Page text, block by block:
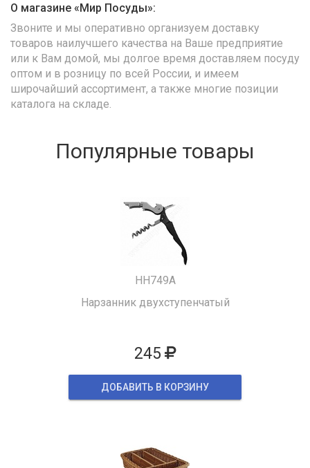
О магазине «Мир Посуды»:
Звоните и мы оперативно организуем доставку
товаров наилучшего качества на Ваше предприятие
или к Вам домой, мы долгое время доставляем посуду
оптом и в розницу по всей России, и имеем
широчайший ассортимент, а также многие позиции
каталога на складе.
Популярные товары
HH749A
Нарзанник двухступенчатый
245
ДОБАВИТЬ В КОРЗИНУ